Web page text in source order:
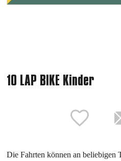
10 LAP BIKE Kinder
Die Fahrten können an beliebigen